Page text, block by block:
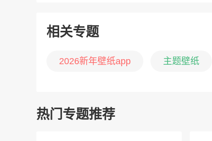
相关专题
2026新年壁纸app 主题壁纸
热门专题推荐